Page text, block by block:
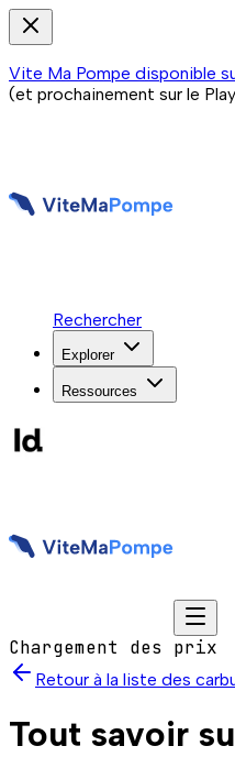
Vite Ma Pompe disponible
(et prochainement sur le
Rechercher
Explorer
Ressources
Chargement des prix
Retour à la liste des
Tout savoir